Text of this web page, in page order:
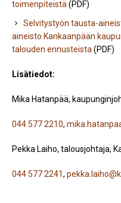
toimenpiteistä (PDF)
Selvitystyön tausta-
aineisto Kankaanpään
talouden ennusteista (PDF)
Lisätiedot:
Mika Hatanpää,
044 577 2210,
Pekka Laiho, talousjohtaja,
044 577 2241,